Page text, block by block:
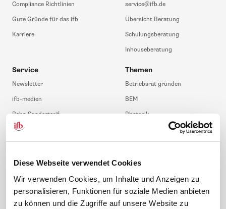
Diese Webseite verwendet Cookies
Wir verwenden Cookies, um Inhalte und Anzeigen zu
personalisieren, Funktionen für soziale Medien anbieten
zu können und die Zugriffe auf unsere Website zu
Compliance Richtlinien
Gute Gründe für das ifb
Karriere
service@ifb.de
Übersicht Beratung
Schulungsberatung
Inhouseberatung
Service
Newsletter
ifb-medien
Bahn Sondertarif
meinifb
FAQ
ifb-App Betriebsrat360
Themen
Betriebsrat gründen
BEM
Rhetorik
JAV-Wahl
News. Wissen. Themen. Folgen Sie uns